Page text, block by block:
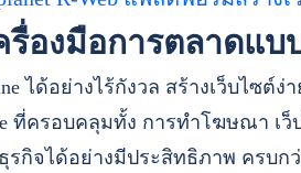
องมือการตลาดแบ
ได้อย่างไร้กังวล สร้างเว็บไซต์ง่
ที่ครอบคลุมทั้ง การทำโฆษณา เ
กิจได้อย่างมีประสิทธิภาพ ครบก